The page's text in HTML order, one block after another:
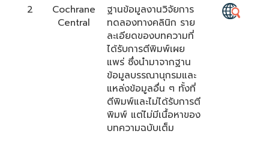
2
Cochrane
Central
ฐานข้อมูลงานวิจัยการ
ทดลองทางคลินิก ราย
ละเอียดของบทความที่
ได้รับการตีพิมพ์เผย
แพร่ ซึ่งนำมาจากฐาน
ข้อมูลบรรณานุกรมและ
แหล่งข้อมูลอื่น ๆ ทั้งที่
ตีพิมพ์และไม่ได้รับการตี
พิมพ์ แต่ไม่มีเนื้อหาของ
บทความฉบับเต็ม